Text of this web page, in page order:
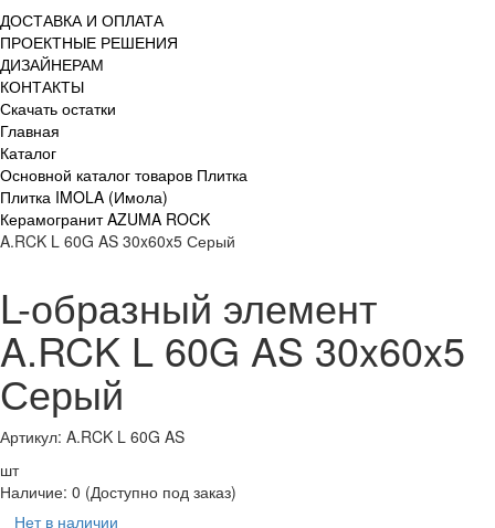
ДОСТАВКА И ОПЛАТА
ПРОЕКТНЫЕ РЕШЕНИЯ
ДИЗАЙНЕРАМ
КОНТАКТЫ
Скачать остатки
Главная
Каталог
Основной каталог товаров Плитка
Плитка IMOLA (Имола)
Керамогранит AZUMA ROCK
A.RCK L 60G AS 30x60x5 Серый
L-образный элемент
A.RCK L 60G AS 30x60x5
Серый
Артикул: A.RCK L 60G AS
шт
Наличие: 0 (Доступно под заказ)
Нет в наличии